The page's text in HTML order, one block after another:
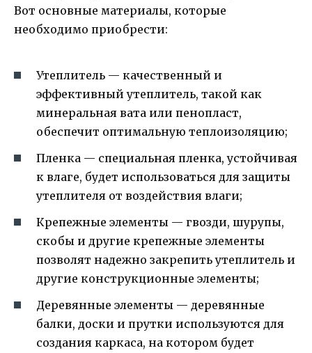
Вот основные материалы, которые
необходимо приобрести:
Утеплитель — качественный и
эффективный утеплитель, такой как
минеральная вата или пенопласт,
обеспечит оптимальную теплоизоляцию;
Пленка — специальная пленка, устойчивая
к влаге, будет использоваться для защиты
утеплителя от воздействия влаги;
Крепежные элементы — гвозди, шурупы,
скобы и другие крепежные элементы
позволят надежно закрепить утеплитель и
другие конструкционные элементы;
Деревянные элементы — деревянные
балки, доски и прутки используются для
создания каркаса, на котором будет